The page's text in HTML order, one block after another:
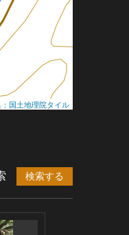
国土地理院タイル
検索する